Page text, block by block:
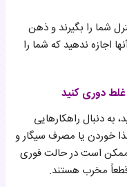
شما را بگیرند و ذهن
اجازه ندهید که شما را
دنبال راهکارهایی
خوردن یا مصرف سیگار و
ممکن است در حالت فوری
قطعاً مخرب هستند.